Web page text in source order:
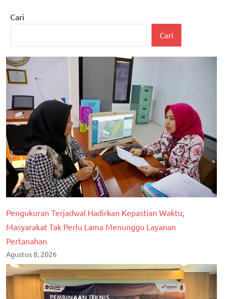
berita
Berita
tulang
bawang
Cari
Cari
Pengukuran Terjadwal Hadirkan Kepastian Waktu,
Masyarakat Tak Perlu Lama Menunggu Layanan
Pertanahan
Agustus 8, 2026